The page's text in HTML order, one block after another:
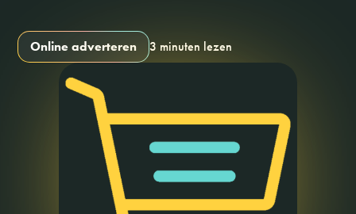
Online adverteren 3 minuten lezen